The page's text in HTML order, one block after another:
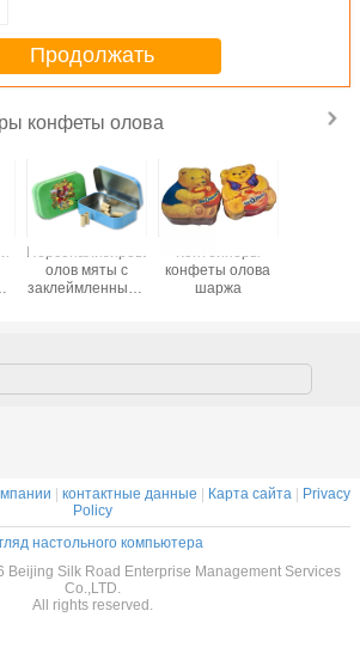
Продолжать
конфеты олова
Персонализированные
олов мяты с
заклеймленными
конфеты олова
Контейнеры
конфеты олова
шаржа
| контактные данные | Карта сайта | Privacy
Policy
настольного компьютера
Beijing Silk Road Enterprise Management Services
Co.,LTD.
All rights reserved.